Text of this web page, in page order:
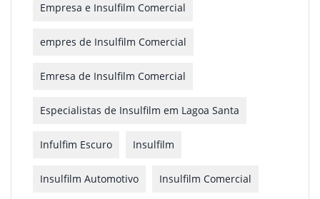
Empresa e Insulfilm Comercial
empres de Insulfilm Comercial
Emresa de Insulfilm Comercial
Especialistas de Insulfilm em Lagoa Santa
Infulfim Escuro Insulfilm
Insulfilm Automotivo Insulfilm Comercial